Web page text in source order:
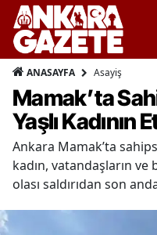
ANASAYFA Asayiş
Mamak’ta
Yaşlı Kadının
Ankara Mamak’ta
kadın, vatandaşların
olası saldırıdan son